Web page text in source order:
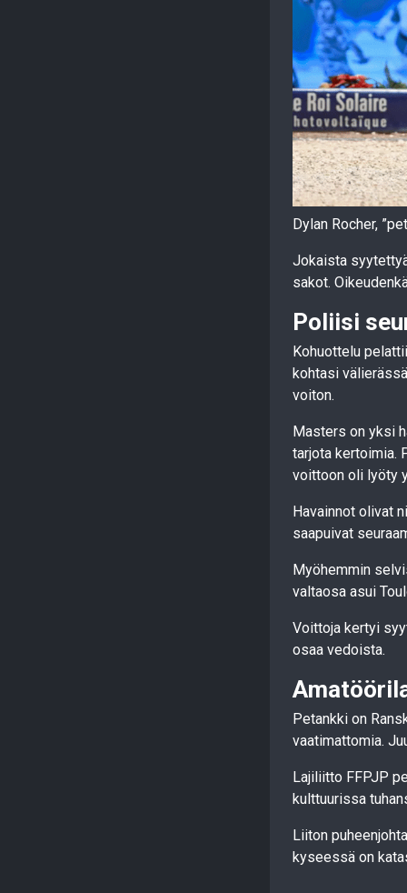
Dylan Rocher,
Jokaista
sakot.
Poliisi
Kohuottelu
kohtasi
voiton.
Masters on yksi
tarjota kertoimia.
voittoon oli lyöty
Havainnot olivat
saapuivat
Myöhemmin
valtaosa asui
Voittoja kertyi
osaa vedoista.
Petankki on
vaatimattomia.
Lajiliitto FFPJP
kulttuurissa
Liiton
kyseessä on